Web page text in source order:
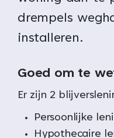
drempels
installeren.
Goed om te
Er zijn 2
Persoonlijke
Hypothecaire